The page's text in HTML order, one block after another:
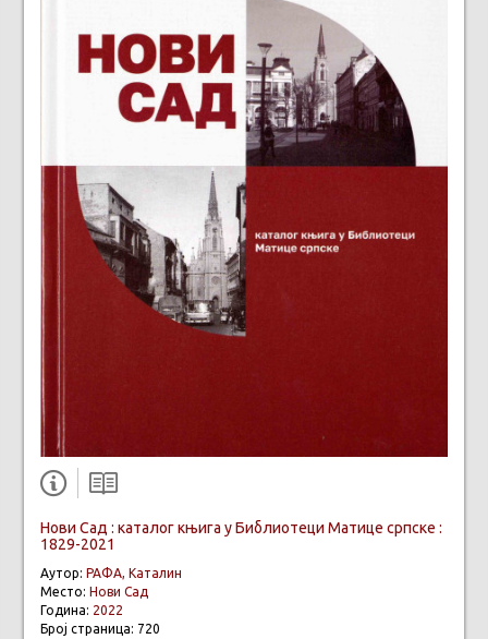
Нови Сад : каталог књига у Библиотеци Матице српске :
1829-2021
Аутор: РАФА, Каталин
Место: Нови Сад
Година: 2022
Број страница: 720